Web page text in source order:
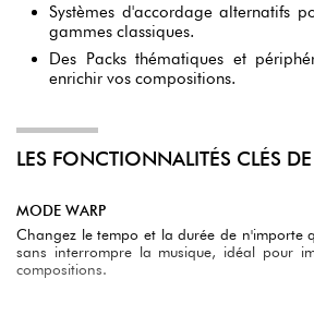
Systèmes d'accordage alternatifs
gammes classiques.
Des Packs thématiques et
enrichir vos compositions.
LES FONCTIONNALITÉS CLÉS
MODE WARP
Changez le tempo et la durée de n'importe
sans interrompre la musique, idéal pour
compositions.